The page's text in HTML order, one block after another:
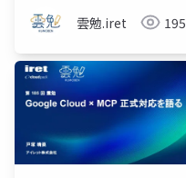
雲勉.iret 195